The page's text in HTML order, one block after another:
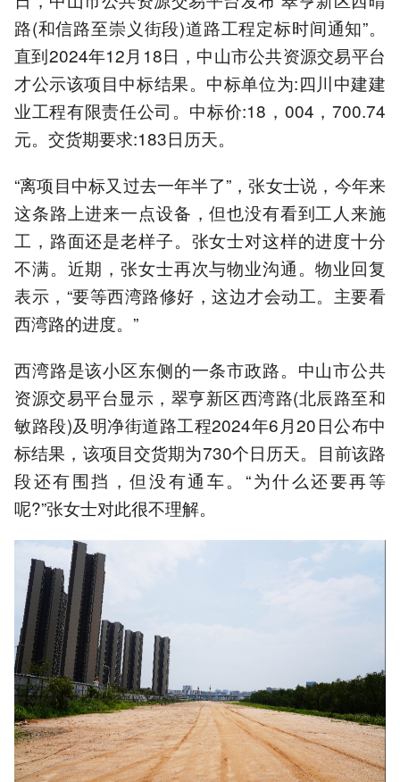
路(和信路至崇义街段)道路工程定标时间通知”。
直到2024年12月18日，中山市公共资源交易平台
才公示该项目中标结果。中标单位为:四川中建建
业工程有限责任公司。中标价:18，004，700.74
元。交货期要求:183日历天。
“离项目中标又过去一年半了”，张女士说，今年来
这条路上进来一点设备，但也没有看到工人来施
工，路面还是老样子。张女士对这样的进度十分
不满。近期，张女士再次与物业沟通。物业回复
表示，“要等西湾路修好，这边才会动工。主要看
西湾路的进度。”
西湾路是该小区东侧的一条市政路。中山市公共
资源交易平台显示，翠亨新区西湾路(北辰路至和
敏路段)及明净街道路工程2024年6月20日公布中
标结果，该项目交货期为730个日历天。目前该路
段还有围挡，但没有通车。“为什么还要再等
呢?”张女士对此很不理解。